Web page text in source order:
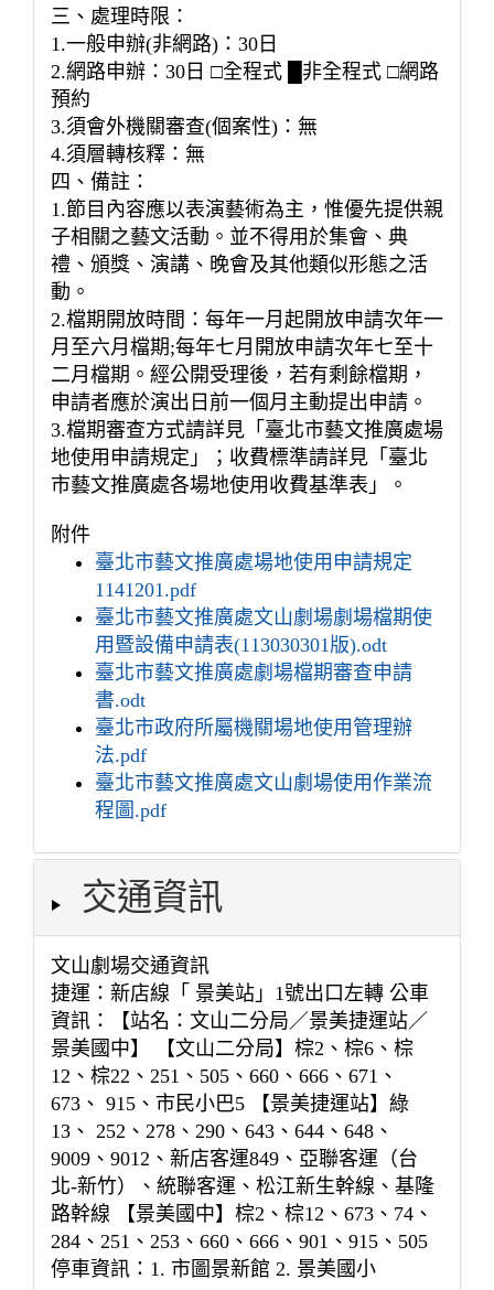
三、處理時限：
1.一般申辦(非網路)：30日
2.網路申辦：30日 □全程式 █非全程式 □網路
預約
3.須會外機關審查(個案性)：無
4.須層轉核釋：無
四、備註：
1.節目內容應以表演藝術為主，惟優先提供親
子相關之藝文活動。並不得用於集會、典
禮、頒獎、演講、晚會及其他類似形態之活
動。
2.檔期開放時間：每年一月起開放申請次年一
月至六月檔期;每年七月開放申請次年七至十
二月檔期。經公開受理後，若有剩餘檔期，
申請者應於演出日前一個月主動提出申請。
3.檔期審查方式請詳見「臺北市藝文推廣處場
地使用申請規定」；收費標準請詳見「臺北
市藝文推廣處各場地使用收費基準表」。
附件
臺北市藝文推廣處場地使用申請規定
1141201.pdf
臺北市藝文推廣處文山劇場劇場檔期使
用暨設備申請表(113030301版).odt
臺北市藝文推廣處劇場檔期審查申請
書.odt
臺北市政府所屬機關場地使用管理辦
法.pdf
臺北市藝文推廣處文山劇場使用作業流
程圖.pdf
交通資訊
文山劇場交通資訊
捷運：新店線「 景美站」1號出口左轉 公車
資訊：【站名：文山二分局／景美捷運站／
景美國中】 【文山二分局】棕2、棕6、棕
12、棕22、251、505、660、666、671、
673、 915、市民小巴5 【景美捷運站】綠
13、 252、278、290、643、644、648、
9009、9012、新店客運849、亞聯客運（台
北-新竹）、統聯客運、松江新生幹線、基隆
路幹線 【景美國中】棕2、棕12、673、74、
284、251、253、660、666、901、915、505
停車資訊：1. 市圖景新館 2. 景美國小